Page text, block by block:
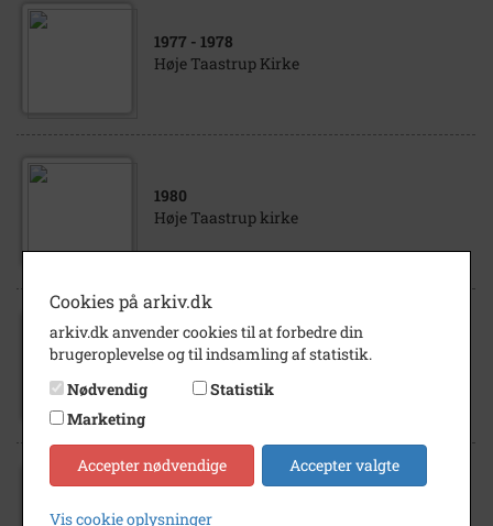
1977 - 1978
Høje Taastrup Kirke
1980
Høje Taastrup kirke
1950- 1970
Cookies på arkiv.dk
arkiv.dk anvender cookies til at forbedre din
brugeroplevelse og til indsamling af statistik.
Nødvendig
Statistik
Marketing
Accepter nødvendige Accepter valgte
Vis cookie oplysninger